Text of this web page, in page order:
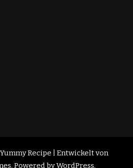
Yummy Recipe | Entwickelt von
. Powered byWordPress.